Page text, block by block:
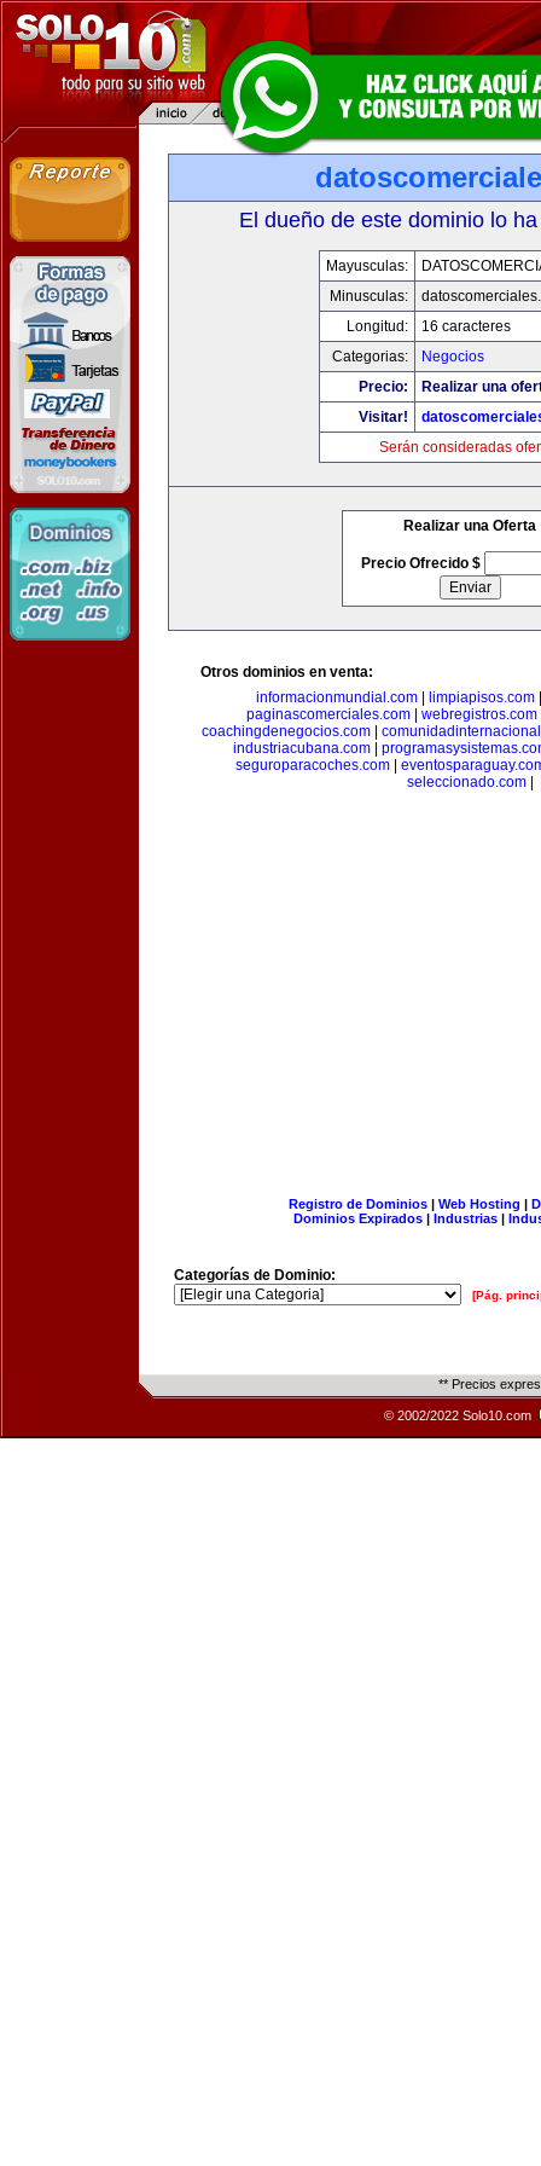
El dueño de este dominio lo
Mayusculas:
Minusculas:
Longitud:
16 caracteres
Categorias:
Negocios
Precio:
Realizar una
Visitar!
Serán consideradas
Realizar una Oferta
Precio Ofrecido $
Otros dominios en venta:
informacionmundial.com| limpiapisos.com
paginascomerciales.com| webregistros.com
coachingdenegocios.com
industriacubana.com
seguroparacoches.com|
seleccionado.com|
Registro de Dominios| Web Hosting |
Dominios Expirados | Industrias |
Categorías de Dominio:
[Pág.
** Precios
© 2002/2022 Solo10.com